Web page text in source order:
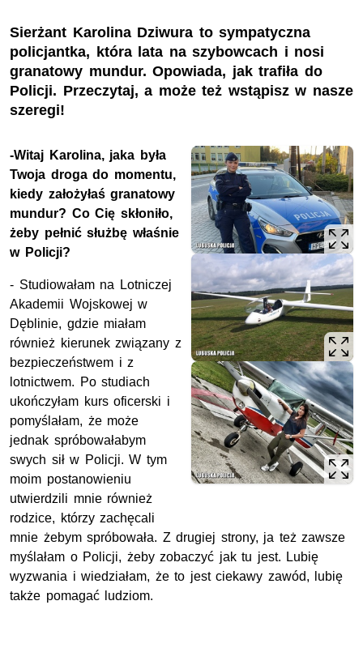
Sierżant Karolina Dziwura to sympatyczna
policjantka, która lata na szybowcach i nosi
granatowy mundur. Opowiada, jak trafiła do
Policji. Przeczytaj, a może też wstąpisz w nasze
szeregi!
-Witaj Karolina, jaka była
Twoja droga do momentu,
kiedy założyłaś granatowy
mundur? Co Cię skłoniło,
żeby pełnić służbę właśnie
w Policji?
- Studiowałam na Lotniczej
Akademii Wojskowej w
Dęblinie, gdzie miałam
również kierunek związany z
bezpieczeństwem i z
lotnictwem. Po studiach
ukończyłam kurs oficerski i
pomyślałam, że może
jednak spróbowałabym
swych sił w Policji. W tym
moim postanowieniu
utwierdzili mnie również
rodzice, którzy zachęcali
mnie żebym spróbowała. Z drugiej strony, ja też zawsze
myślałam o Policji, żeby zobaczyć jak tu jest. Lubię
wyzwania i wiedziałam, że to jest ciekawy zawód, lubię
także pomagać ludziom.